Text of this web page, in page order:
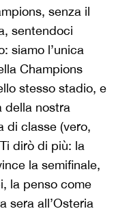
senza il
sentendoci
siamo l’unica
Champions
stesso stadio, e
della nostra
di classe (vero,
dirò di più: la
la semifinale,
la penso come
sera all’Osteria